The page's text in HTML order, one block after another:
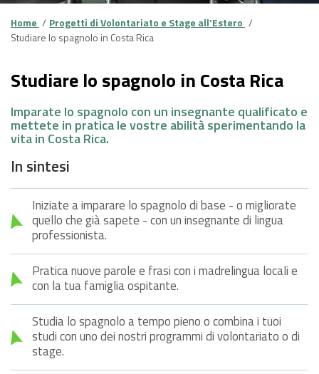
Home
Progetti di Volontariato e Stage all’Estero
Studiare lo spagnolo in Costa Rica
Studiare lo spagnolo in Costa Rica
Imparate lo spagnolo con un insegnante qualificato e
mettete in pratica le vostre abilità sperimentando la
vita in Costa Rica.
In sintesi
Iniziate a imparare lo spagnolo di base - o migliorate
quello che già sapete - con un insegnante di lingua
professionista.
Pratica nuove parole e frasi con i madrelingua locali e
con la tua famiglia ospitante.
Studia lo spagnolo a tempo pieno o combina i tuoi
studi con uno dei nostri programmi di volontariato o di
stage.